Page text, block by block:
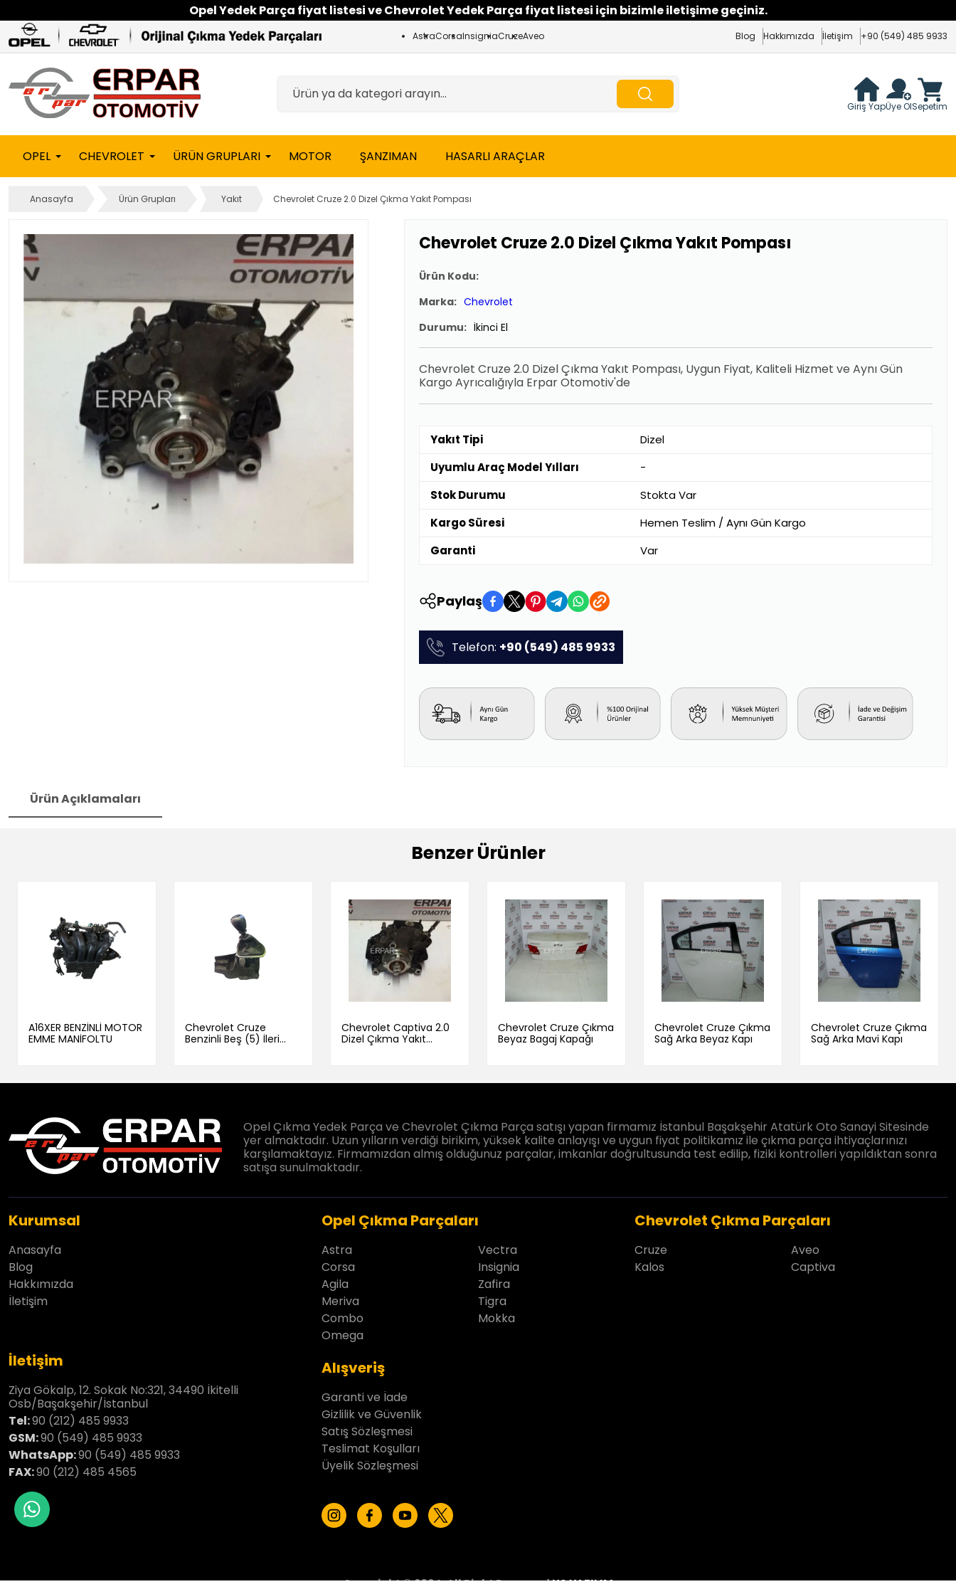
Opel Yedek Parça fiyat listesi ve Chevrolet Yedek Parça fiyat listesi için bizimle iletişime geçiniz.
AstraCorsaInsigniaCruzeAveo Blog Hakkımızda İletişim +90 (549) 485 9933
Giriş YapÜye OlSepetim
OPEL CHEVROLET ÜRÜN GRUPLARI MOTOR ŞANZIMAN HASARLI ARAÇLAR
Anasayfa Ürün Grupları Yakıt Chevrolet Cruze 2.0 Dizel Çıkma Yakıt Pompası
Chevrolet Cruze 2.0 Dizel Çıkma Yakıt Pompası
Ürün Kodu:
Marka: Chevrolet
Durumu: İkinci El
Chevrolet Cruze 2.0 Dizel Çıkma Yakıt Pompası, Uygun Fiyat, Kaliteli Hizmet ve Aynı Gün
Kargo Ayrıcalığıyla Erpar Otomotiv'de
Yakıt Tipi
Dizel
Uyumlu Araç Model Yılları
-
Stok Durumu
Stokta Var
Kargo Süresi
Hemen Teslim / Aynı Gün Kargo
Garanti
Var
Paylaş
Telefon: +90 (549) 485 9933
Ürün Açıklamaları
Benzer Ürünler
A16XER BENZİNLİ MOTOR
EMME MANİFOLTU
Chevrolet Cruze
Benzinli Beş (5) İleri
Vites Topuzu ve Kulesi
Chevrolet Captiva 2.0
Dizel Çıkma Yakıt
Pompası
Chevrolet Cruze Çıkma
Beyaz Bagaj Kapağı
Chevrolet Cruze Çıkma
Sağ Arka Beyaz Kapı
Chevrolet Cruze Çıkma
Sağ Arka Mavi Kapı
Opel Çıkma Yedek Parça ve Chevrolet Çıkma Parça satışı yapan firmamız İstanbul Başakşehir Atatürk Oto Sanayi Sitesinde
yer almaktadır. Uzun yılların verdiği birikim, yüksek kalite anlayışı ve uygun fiyat politikamız ile çıkma parça ihtiyaçlarınızı
karşılamaktayız. Firmamızdan almış olduğunuz parçalar, imkanlar doğrultusunda test edilip, fiziki kontrolleri yapıldıktan sonra
satışa sunulmaktadır.
Kurumsal
Anasayfa
Blog
Hakkımızda
İletişim
İletişim
Ziya Gökalp, 12. Sokak No:321, 34490 İkitelli
Osb/Başakşehir/İstanbul
Tel:90 (212) 485 9933
GSM:90 (549) 485 9933
WhatsApp:90 (549) 485 9933
FAX:90 (212) 485 4565
Opel Çıkma Parçaları
Astra
Vectra
Corsa
Insignia
Agila
Zafira
Meriva
Tigra
Combo
Mokka
Omega
Alışveriş
Garanti ve İade
Gizlilik ve Güvenlik
Satış Sözleşmesi
Teslimat Koşulları
Üyelik Sözleşmesi
Chevrolet Çıkma Parçaları
Cruze
Aveo
Kalos
Captiva
Copyright © 2024, All Right ReservedUS YAZILIM